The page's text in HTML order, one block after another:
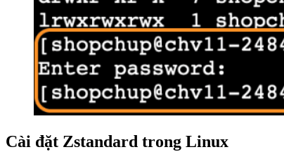
Cài đặt Zstandard trong Linux